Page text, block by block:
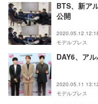
BTS、新ア
公開
2020.05.12
モデルプレス
DAY6、ア
2020.05.11
モデルプレス